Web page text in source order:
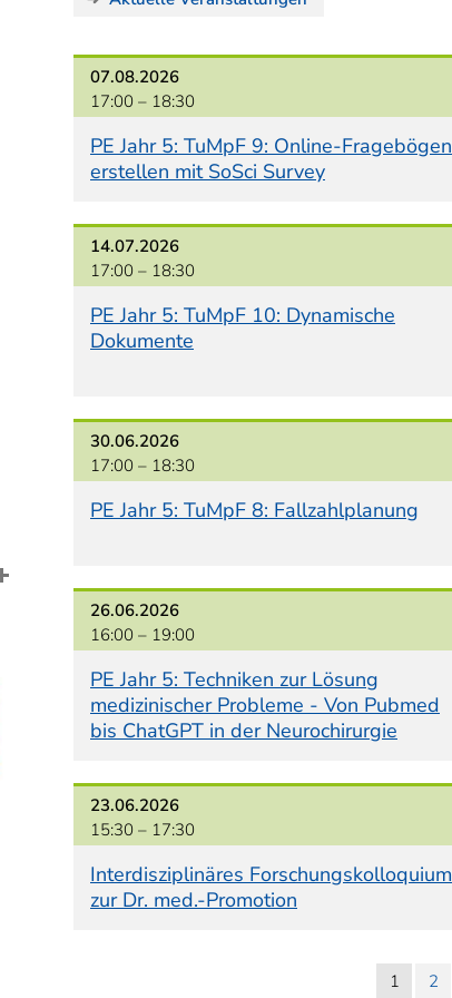
07.08.2026
17:00 – 18:30
PE Jahr 5: TuMpF 9: Online-Fragebögen
erstellen mit SoSci Survey
14.07.2026
17:00 – 18:30
PE Jahr 5: TuMpF 10: Dynamische
Dokumente
30.06.2026
17:00 – 18:30
PE Jahr 5: TuMpF 8: Fallzahlplanung
26.06.2026
16:00 – 19:00
PE Jahr 5: Techniken zur Lösung
medizinischer Probleme - Von Pubmed
bis ChatGPT in der Neurochirurgie
23.06.2026
15:30 – 17:30
Interdisziplinäres Forschungskolloquium
zur Dr. med.-Promotion
1 2